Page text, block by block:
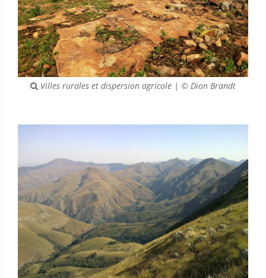
Villes rurales et dispersion agricole | © Dion Brandt